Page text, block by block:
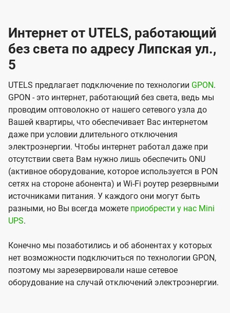
Интернет от UTELS, работающий
без света по адресу Липская ул.,
5
UTELS предлагает подключение по технологии GPON.
GPON - это интернет, работающий без света, ведь мы
проводим оптоволокно от нашего сетевого узла до
Вашей квартиры, что обеспечивает Вас интернетом
даже при условии длительного отключения
электроэнергии. Чтобы интернет работал даже при
отсутствии света Вам нужно лишь обеспечить ONU
(активное оборудование, которое используется в PON
сетях на стороне абонента) и Wi-Fi роутер резервными
источниками питания. У каждого они могут быть
разными, но Вы всегда можете приобрести у нас Mini
UPS.
Конечно мы позаботились и об абонентах у которых
нет возможности подключиться по технологии GPON,
поэтому мы зарезервировали наше сетевое
оборудование на случай отключений электроэнергии.